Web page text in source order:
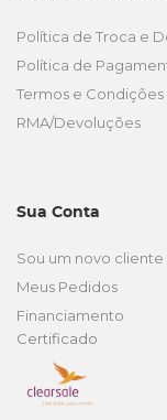
Política de Troca e
Política de
Termos e
RMA/Devoluções
Sua Conta
Sou um novo cliente
Meus Pedidos
Financiamento
Certificado